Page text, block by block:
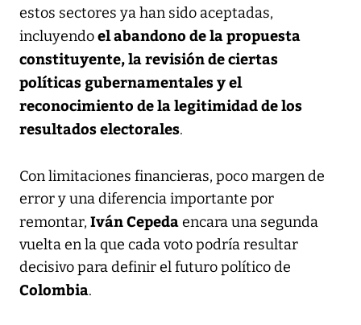
estos sectores ya han sido aceptadas,
incluyendoel abandono de la propuesta
constituyente, la revisión de ciertas
políticas gubernamentales y el
reconocimiento de la legitimidad de los
resultados electorales.
Con limitaciones financieras, poco margen de
error y una diferencia importante por
remontar, Iván Cepedaencara una segunda
vuelta en la que cada voto podría resultar
decisivo para definir el futuro político de
Colombia.